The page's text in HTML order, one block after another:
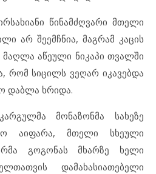
წინამძღვარი მთელი
არ შეემჩნია, მაგრამ კაცის
აწეული ნიკაპი თვალში
რომ სიცილს ვეღარ იკავებდა
დაბლა ხრიდა.
მონაზონმა სახეზე
აიფარა, მთელი სხეული
გოგონას მხარზე ხელი
დამახასიათებელი